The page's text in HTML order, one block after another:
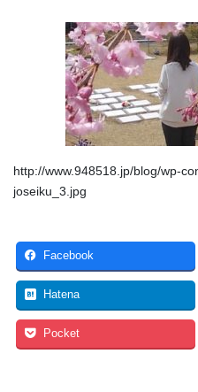
http://www.948518.jp/blog/wp-
joseiku_3.jpg
Facebook
Hatena
Pocket